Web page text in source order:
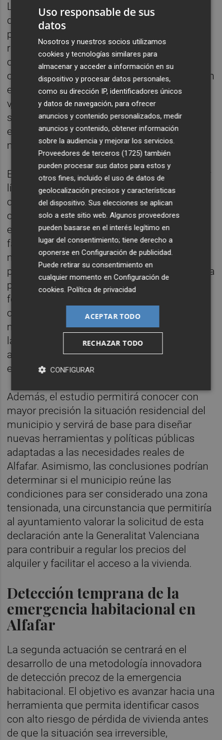
La primera de las actuaciones será un
diagnóstico integral de vivienda, que
permitirá analizar con mayor profundidad la
realidad residencial de Alfafar. Este trabajo
combinará datos cuantitativos, información
cualitativa y metodologías participativas, con
el objetivo de conocer mejor el parque de
viviendas, las dinámicas residenciales, las
situaciones de vulnerabilidad, los recursos
existentes y las oportunidades de actuación
municipal.
Este diagnóstico también permitirá formular
líneas estratégicas adaptadas a las
capacidades reales del Ayuntamiento, así
como identificar posibles instrumentos,
experiencias y vías de financiación que
faciliten la puesta en marcha de futuras
medidas en materia de vivienda. Entre las
posibles actuaciones que podrán evaluarse a
partir de sus conclusiones se encuentran
fórmulas como el co-living, programas de
convivencia entre estudiantes y personas
mayores, acuerdos con las inmobiliarias de
la localidad para fomentar alquileres
asequibles o la planificación de nuevos
espacios destinados a vivienda.
Además, el estudio permitirá conocer con
mayor precisión la situación residencial del
municipio y servirá de base para diseñar
nuevas herramientas y políticas públicas
adaptadas a las necesidades reales de
Alfafar. Asimismo, las conclusiones podrían
determinar si el municipio reúne las
condiciones para ser considerado una zona
tensionada, una circunstancia que permitiría
al ayuntamiento valorar la solicitud de esta
declaración ante la Generalitat Valenciana
para contribuir a regular los precios del
alquiler y facilitar el acceso a la vivienda.
Detección temprana de la
emergencia habitacional en
Alfafar
La segunda actuación se centrará en el
desarrollo de una metodología innovadora
de detección precoz de la emergencia
habitacional. El objetivo es avanzar hacia una
herramienta que permita identificar casos
con alto riesgo de pérdida de vivienda antes
de que la situación sea irreversible,
Uso responsable de sus
datos
Nosotros y nuestros socios utilizamos
cookies y tecnologías similares para
almacenar y acceder a información en su
dispositivo y procesar datos personales,
como su dirección IP, identificadores únicos
y datos de navegación, para ofrecer
anuncios y contenido personalizados, medir
anuncios y contenido, obtener información
sobre la audiencia y mejorar los servicios.
Proveedores de terceros (1725) también
pueden procesar sus datos para estos y
otros fines, incluido el uso de datos de
geolocalización precisos y características
del dispositivo. Sus elecciones se aplican
solo a este sitio web. Algunos proveedores
pueden basarse en el interés legítimo en
lugar del consentimiento; tiene derecho a
oponerse enConfiguración de publicidad
Puede retirar su consentimiento en
cualquier momento enConfiguración de
cookies .Política de privacidad
ACEPTAR TODO
RECHAZAR TODO
CONFIGURAR